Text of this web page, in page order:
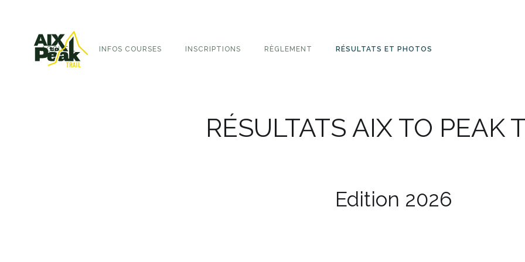
ACCUEIL INFOS COURSES INSCRIPTIONS RÈGLEMENT RÉSULTATS ET PHOTOS
RÉSULTATS AIX TO PEAK
Edition 2026